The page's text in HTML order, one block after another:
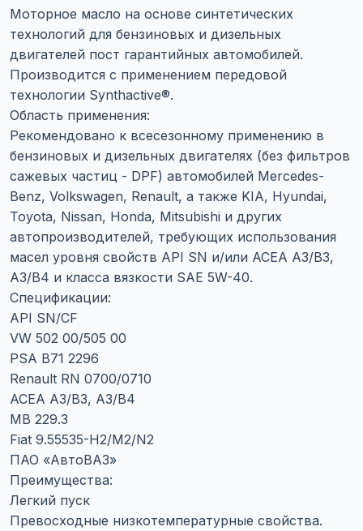
Моторное масло на основе синтетических
технологий для бензиновых и дизельных
двигателей пост гарантийных автомобилей.
Производится с применением передовой
технологии Synthactive®.
Область применения:
Рекомендовано к всесезонному применению в
бензиновых и дизельных двигателях (без фильтров
сажевых частиц - DPF) автомобилей Mercedes-
Benz, Volkswagen, Renault, а также KIA, Hyundai,
Toyota, Nissan, Honda, Mitsubishi и других
автопроизводителей, требующих использования
масел уровня свойств API SN и/или ACEA A3/B3,
A3/B4 и класса вязкости SAE 5W-40.
Спецификации:
API SN/CF
VW 502 00/505 00
PSA B71 2296
Renault RN 0700/0710
ACEA A3/B3, A3/B4
MB 229.3
Fiat 9.55535-H2/M2/N2
ПАО «АвтоВАЗ»
Преимущества:
Легкий пуск
Превосходные низкотемпературные свойства.